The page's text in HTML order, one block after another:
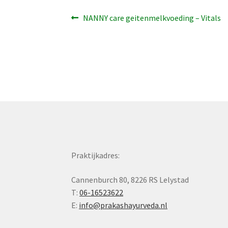
Bericht
Vorig
NANNY care geitenmelkvoeding – Vitals
Praktijkadres:
Cannenburch 80, 8226 RS Lelystad
T:06-16523622
E: info@prakashayurveda.nl